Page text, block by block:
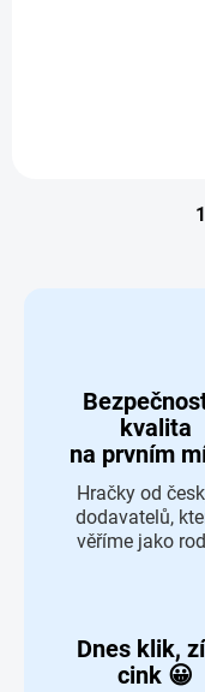
1
kvalita
na prvním
Hračky od
dodavatelů,
věříme jako
Dnes klik,
cink 😀